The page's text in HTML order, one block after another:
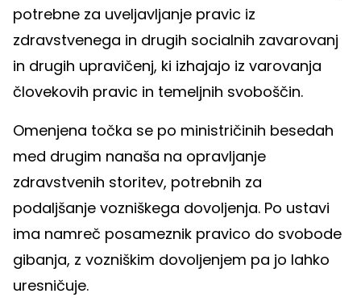
potrebne za uveljavljanje pravic iz
zdravstvenega in drugih socialnih zavarovanj
in drugih upravičenj, ki izhajajo iz varovanja
človekovih pravic in temeljnih svoboščin.
Omenjena točka se po ministričinih besedah
med drugim nanaša na opravljanje
zdravstvenih storitev, potrebnih za
podaljšanje vozniškega dovoljenja. Po ustavi
ima namreč posameznik pravico do svobode
gibanja, z vozniškim dovoljenjem pa jo lahko
uresničuje.